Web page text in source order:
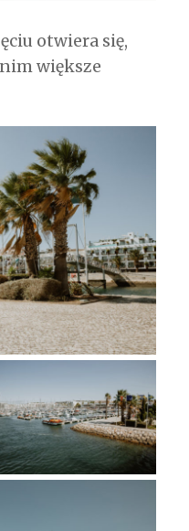
otwiera się,
większe